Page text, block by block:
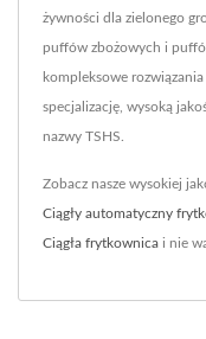
żywności dla zielonego
puffów zbożowych i
kompleksowe
specjalizację, wysoką
nazwy TSHS.
Zobacz nasze wysokiej
Ciągły automatyczny
Ciągła frytkownica i nie